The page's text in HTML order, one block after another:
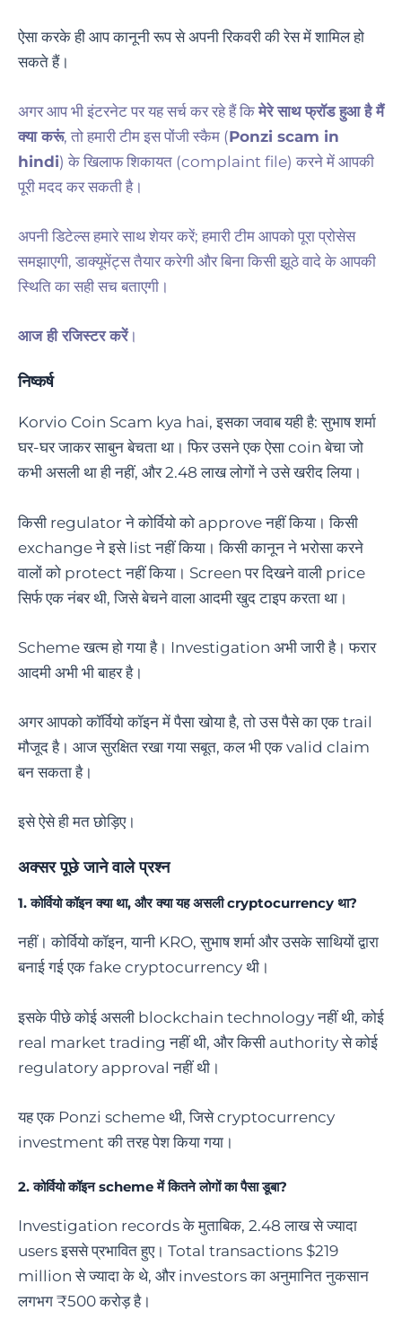
ऐसा करके ही आप कानूनी रूप से अपनी रिकवरी की रेस में शामिल हो
सकते हैं।
अगर आप भी इंटरनेट पर यह सर्च कर रहे हैं किमेरे साथ फ्रॉड हुआ है मैं
क्या करूं, तो हमारी टीम इस पोंजी स्कैम (Ponzi scam in
hindi) के खिलाफ शिकायत (complaint file) करने में आपकी
पूरी मदद कर सकती है।
अपनी डिटेल्स हमारे साथ शेयर करें; हमारी टीम आपको पूरा प्रोसेस
समझाएगी, डाक्यूमेंट्स तैयार करेगी और बिना किसी झूठे वादे के आपकी
स्थिति का सही सच बताएगी।
आज ही रजिस्टर करें।
निष्कर्ष
Korvio Coin Scam kya hai, इसका जवाब यही है: सुभाष शर्मा
घर-घर जाकर साबुन बेचता था। फिर उसने एक ऐसा coin बेचा जो
कभी असली था ही नहीं, और 2.48 लाख लोगों ने उसे खरीद लिया।
किसी regulator ने कोर्वियो को approve नहीं किया। किसी
exchange ने इसे list नहीं किया। किसी कानून ने भरोसा करने
वालों को protect नहीं किया। Screen पर दिखने वाली price
सिर्फ एक नंबर थी, जिसे बेचने वाला आदमी खुद टाइप करता था।
Scheme खत्म हो गया है। Investigation अभी जारी है। फरार
आदमी अभी भी बाहर है।
अगर आपको कॉर्वियो कॉइन में पैसा खोया है, तो उस पैसे का एक trail
मौजूद है। आज सुरक्षित रखा गया सबूत, कल भी एक valid claim
बन सकता है।
इसे ऐसे ही मत छोड़िए।
अक्सर पूछे जाने वाले प्रश्न
1. कोर्वियो कॉइन क्या था, और क्या यह असली cryptocurrency था?
नहीं। कोर्वियो कॉइन, यानी KRO, सुभाष शर्मा और उसके साथियों द्वारा
बनाई गई एक fake cryptocurrency थी।
इसके पीछे कोई असली blockchain technology नहीं थी, कोई
real market trading नहीं थी, और किसी authority से कोई
regulatory approval नहीं थी।
यह एक Ponzi scheme थी, जिसे cryptocurrency
investment की तरह पेश किया गया।
2. कोर्वियो कॉइन scheme में कितने लोगों का पैसा डूबा?
Investigation records के मुताबिक, 2.48 लाख से ज्यादा
users इससे प्रभावित हुए। Total transactions $219
million से ज्यादा के थे, और investors का अनुमानित नुकसान
लगभग ₹500 करोड़ है।